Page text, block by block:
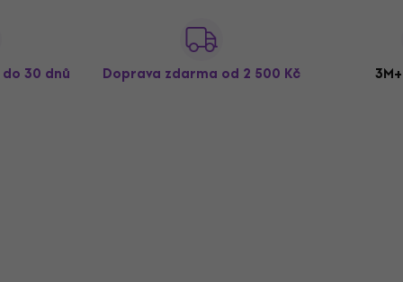
30 dnů Doprava zdarma od 2 500 Kč